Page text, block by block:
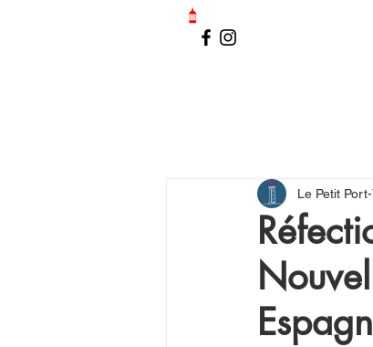
LE PETIT PORT-
Le Petit